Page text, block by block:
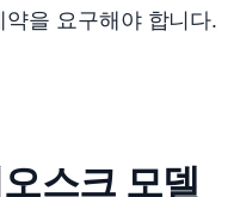
을 요구해야 합니다.
스크 모델